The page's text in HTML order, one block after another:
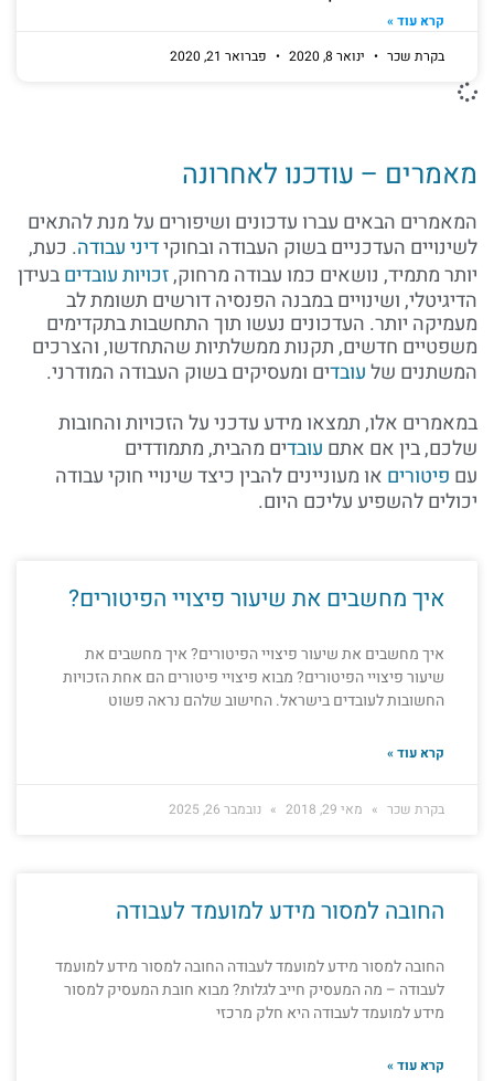
קרא עוד »
בקרת שכר
ינואר 8, 2020 פברואר 21, 2020
מאמרים – עודכנו לאחרונה
המאמרים הבאים עברו עדכונים ושיפורים על מנת להתאים
לשינויים העדכניים בשוק העבודה ובחוקידיני עבודה. כעת,
יותר מתמיד, נושאים כמו עבודה מרחוק,זכויות עובדיםבעידן
הדיגיטלי, ושינויים במבנה הפנסיה דורשים תשומת לב
מעמיקה יותר. העדכונים נעשו תוך התחשבות בתקדימים
משפטיים חדשים, תקנות ממשלתיות שהתחדשו, והצרכים
המשתנים שלעובדים ומעסיקים בשוק העבודה המודרני.
במאמרים אלו, תמצאו מידע עדכני על הזכויות והחובות
שלכם, בין אם אתם עובדים מהבית, מתמודדים
עם פיטורים או מעוניינים להבין כיצד שינויי חוקי עבודה
יכולים להשפיע עליכם היום.
איך מחשבים את שיעור פיצויי הפיטורים?
איך מחשבים את שיעור פיצויי הפיטורים? איך מחשבים את
שיעור פיצויי הפיטורים? מבוא פיצויי פיטורים הם אחת הזכויות
החשובות לעובדים בישראל. החישוב שלהם נראה פשוט
קרא עוד »
בקרת שכר מאי 29, 2018 נובמבר 26, 2025
החובה למסור מידע למועמד לעבודה
החובה למסור מידע למועמד לעבודה החובה למסור מידע למועמד
לעבודה – מה המעסיק חייב לגלות? מבוא חובת המעסיק למסור
מידע למועמד לעבודה היא חלק מרכזי
קרא עוד »